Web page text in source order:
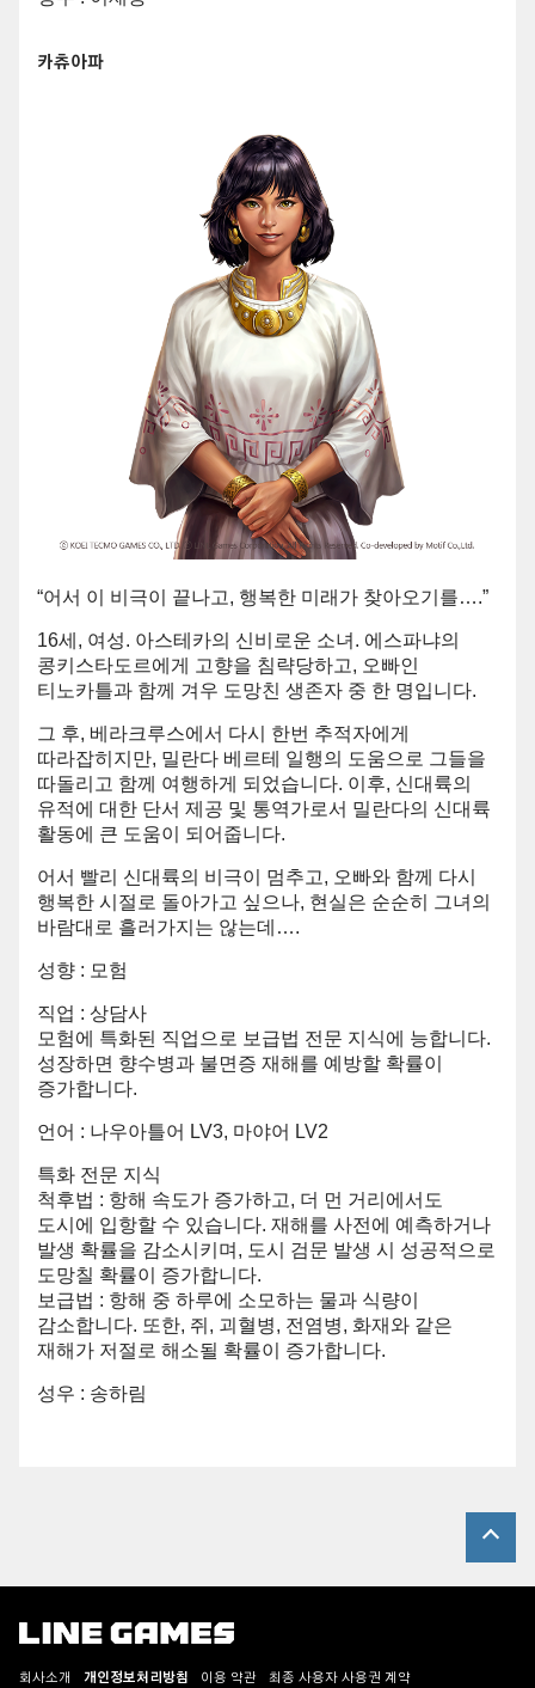
카츄아파
“어서 이 비극이 끝나고, 행복한 미래가 찾아오기를….”
16세, 여성. 아스테카의 신비로운 소녀. 에스파냐의
콩키스타도르에게 고향을 침략당하고, 오빠인
티노카틀과 함께 겨우 도망친 생존자 중 한 명입니다.
그 후, 베라크루스에서 다시 한번 추적자에게
따라잡히지만, 밀란다 베르테 일행의 도움으로 그들을
따돌리고 함께 여행하게 되었습니다. 이후, 신대륙의
유적에 대한 단서 제공 및 통역가로서 밀란다의 신대륙
활동에 큰 도움이 되어줍니다.
어서 빨리 신대륙의 비극이 멈추고, 오빠와 함께 다시
행복한 시절로 돌아가고 싶으나, 현실은 순순히 그녀의
바람대로 흘러가지는 않는데….
성향 : 모험
직업 : 상담사
모험에 특화된 직업으로 보급법 전문 지식에 능합니다.
성장하면 향수병과 불면증 재해를 예방할 확률이
증가합니다.
언어 : 나우아틀어 LV3, 마야어 LV2
특화 전문 지식
척후법 : 항해 속도가 증가하고, 더 먼 거리에서도
도시에 입항할 수 있습니다. 재해를 사전에 예측하거나
발생 확률을 감소시키며, 도시 검문 발생 시 성공적으로
도망칠 확률이 증가합니다.
보급법 : 항해 중 하루에 소모하는 물과 식량이
감소합니다. 또한, 쥐, 괴혈병, 전염병, 화재와 같은
재해가 저절로 해소될 확률이 증가합니다.
성우 : 송하림
회사소개 개인정보처리방침 이용 약관 최종 사용자 사용권 계약